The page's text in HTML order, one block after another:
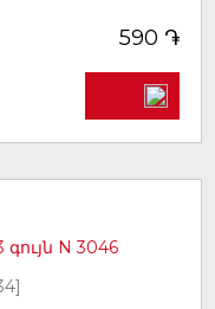
590 ֏
N 3046